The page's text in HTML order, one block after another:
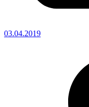
03.04.2019